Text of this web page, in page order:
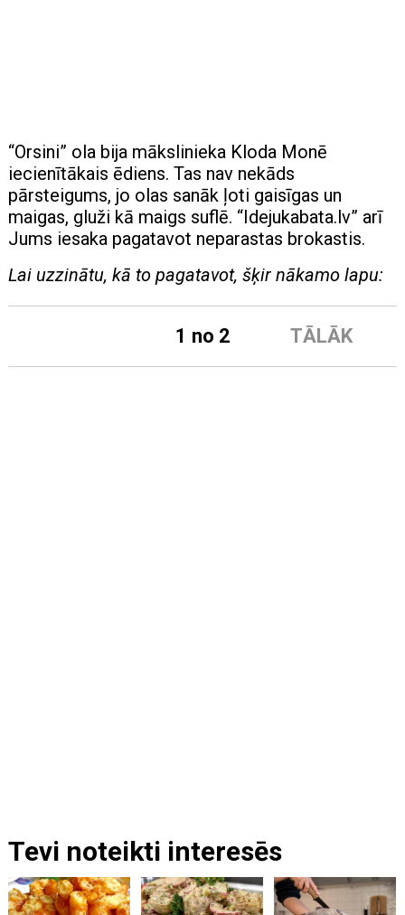
“Orsini” ola bija mākslinieka Kloda Monē
iecienītākais ēdiens. Tas nav nekāds
pārsteigums, jo olas sanāk ļoti gaisīgas un
maigas, gluži kā maigs suflē. “Idejukabata.lv” arī
Jums iesaka pagatavot neparastas brokastis.
Lai uzzinātu, kā to pagatavot, šķir nākamo lapu:
TĀLĀK
1 no 2
Tevi noteikti interesēs